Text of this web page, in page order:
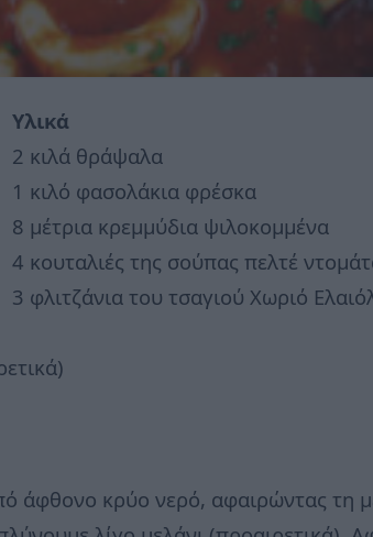
Υλικά
2 κιλά θράψαλα
1 κιλό φασολάκια φρέσκα
8 μέτρια κρεμμύδια ψιλοκομμένα
4 κουταλιές της σούπας πελτέ
3 φλιτζάνια του τσαγιού Χωριό
άφθονο κρύο νερό, αφαιρώντας τη